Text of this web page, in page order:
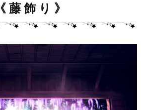
《 藤 飾 り 》